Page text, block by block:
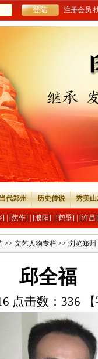
注册会员
代郑州 历史传说 秀美
] [焦作] [濮阳] [鹤壁] [许昌]
>> 文艺人物专栏 >> 浏览郑州
邱全福
点击数： 336